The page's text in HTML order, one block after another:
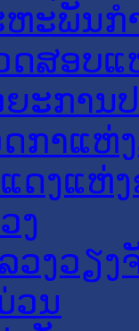
ະພັນກ
ດສອບແ
ຍະການ
ກາແຫ່
ດງແຫ່
ງ
ວງວຽງ
ວນ